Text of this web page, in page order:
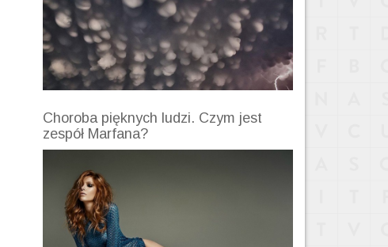
Choroba pięknych ludzi. Czym jest
zespół Marfana?